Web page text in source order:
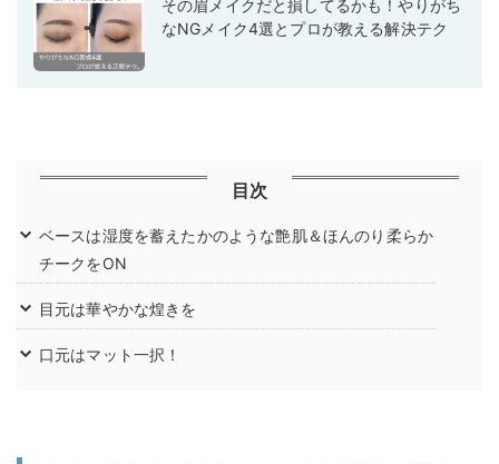
その眉メイクだと損してるかも！やりがち
なNGメイク4選とプロが教える解決テク
目次
ベースは湿度を蓄えたかのような艶肌＆ほんのり柔らか
チークをON
目元は華やかな煌きを
口元はマット一択！